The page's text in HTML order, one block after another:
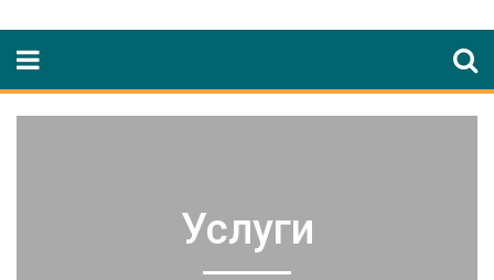
Услуги